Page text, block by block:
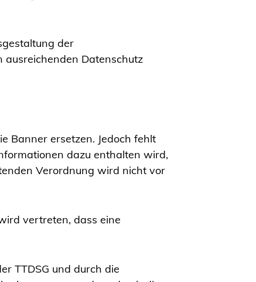
der
Datenschutz
Banner ersetzen. Jedoch fehlt
dazu enthalten wird,
Verordnung wird nicht vor
vertreten, dass eine
TTDSG und durch die